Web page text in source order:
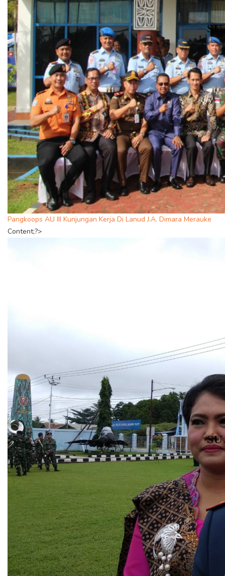
Pangkoops AU III Kunjungan Kerja Di Lanud J.A. Dimara Merauke
Content;?>